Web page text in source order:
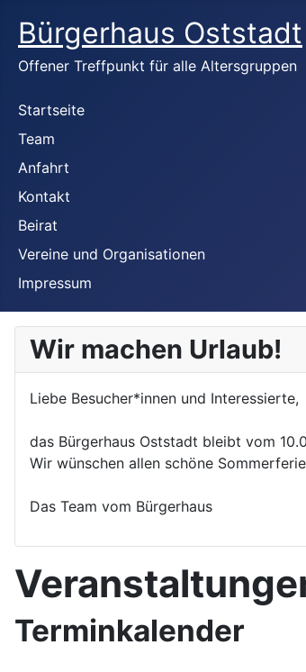
Bürgerhaus Oststadt
Offener Treffpunkt für alle Altersgruppen
Startseite
Team
Anfahrt
Kontakt
Beirat
Vereine und Organisationen
Impressum
Wir machen Urlaub!
Liebe Besucher*innen und Interessierte,
das Bürgerhaus Oststadt bleibt vom
Wir wünschen allen schöne
Das Team vom Bürgerhaus
Terminkalender